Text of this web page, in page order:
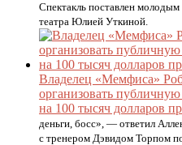
Спектакль поставлен
театра Юлией Уткиной.
Владелец «Мемфиса»
организовать
на 100 тысяч долларов
деньги, босс», — ответил
с тренером Дэвидом Торпом